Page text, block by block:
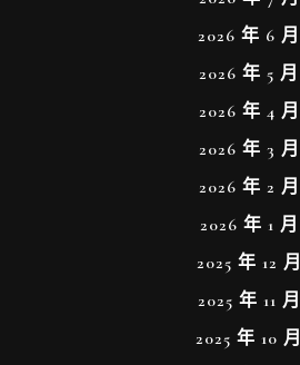
2026 年 6 月
2026 年 5 月
2026 年 4 月
2026 年 3 月
2026 年 2 月
2026 年 1 月
2025 年 12 月
2025 年 11 月
2025 年 10 月